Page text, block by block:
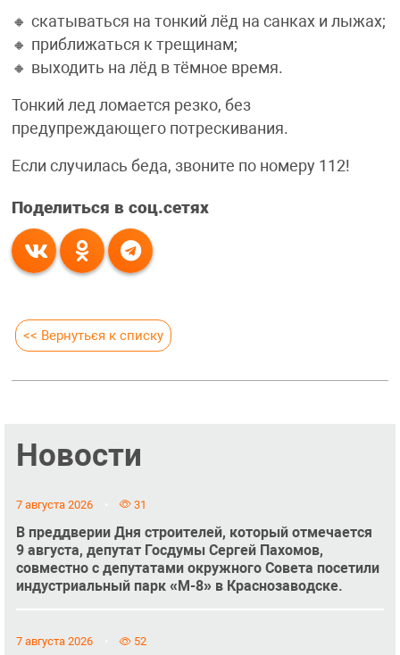
🔸 скатываться на тонкий лёд на санках и лыжах;
🔸 приближаться к трещинам;
🔸 выходить на лёд в тёмное время.
Тонкий лед ломается резко, без
предупреждающего потрескивания.
Если случилась беда, звоните по номеру 112!
Поделиться в соц.сетях
<< Вернуться к списку
Новости
7 августа 2026 31
В преддверии Дня строителей, который отмечается
9 августа, депутат Госдумы Сергей Пахомов,
совместно с депутатами окружного Совета посетили
индустриальный парк «М-8» в Краснозаводске.
7 августа 2026 52